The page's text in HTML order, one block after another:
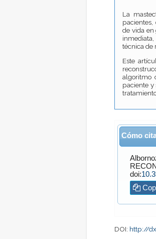
La
de vida en
técnica de
Este
algoritmo
paciente y
Cómo
doi:
DOI: http://